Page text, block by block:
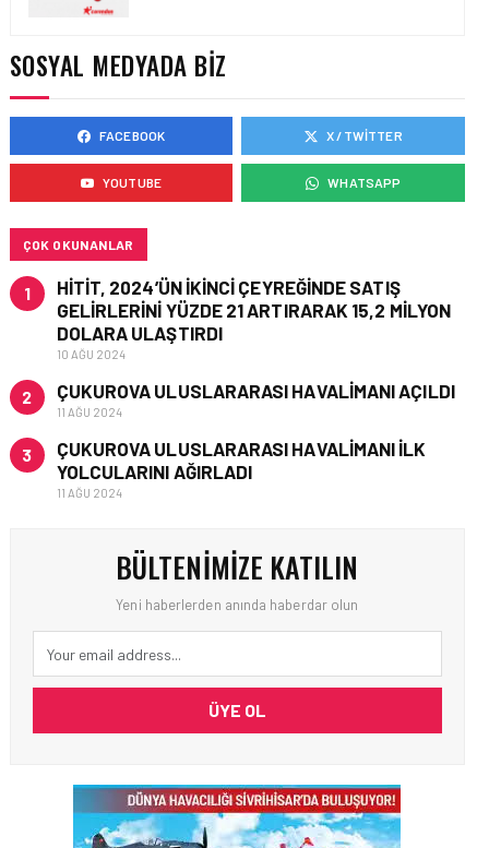
İŞ BIRLIĞI!
HAVAYOLU • 05 AĞU 2026
AIR ASTANA’DAN 2026
YILI İLK YARI FINANSAL
VE OPERASYONEL
SOSYAL MEDYADA BIZ
FACEBOOK X / TWITTER
YOUTUBE WHATSAPP
ÇOK OKUNANLAR
1
HITIT, 2024’ÜN IKINCI ÇEYREĞINDE SATIŞ
GELIRLERINI YÜZDE 21 ARTIRARAK 15,2 MILYON
DOLARA ULAŞTIRDI
10 AĞU 2024
2 ÇUKUROVA ULUSLARARASI HAVALIMANI AÇILDI
11 AĞU 2024
3
ÇUKUROVA ULUSLARARASI HAVALIMANI İLK
YOLCULARINI AĞIRLADI
11 AĞU 2024
BÜLTENIMIZE KATILIN
Yeni haberlerden anında haberdar olun
ÜYE OL